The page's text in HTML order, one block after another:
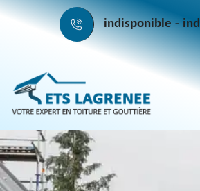
indisponible